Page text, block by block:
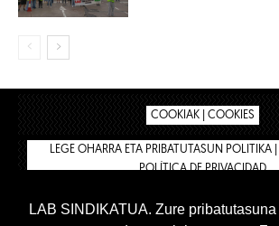
COOKIAK | COOKIES
LEGE OHARRA ETA PRIBATUTASUN POLITIKA
POLÍTICA DE PRIVACIDAD
IPAR HEGOA FUNDAZIOA
LAB SINDIKATUA. Zure pribatutasuna